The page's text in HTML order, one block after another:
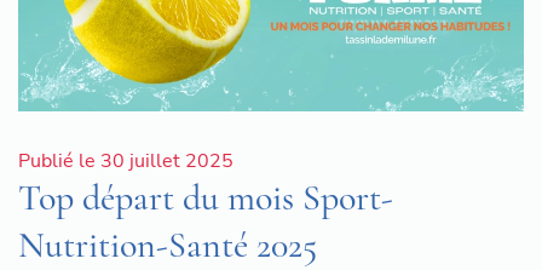
Publié le 30 juillet 2025
Top départ du mois Sport-
Nutrition-Santé 2025